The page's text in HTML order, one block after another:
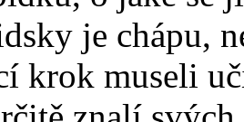
je chápu,
krok museli